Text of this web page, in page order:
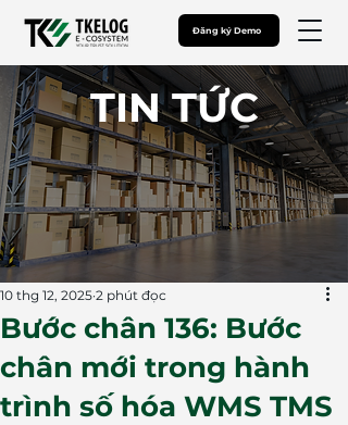
Đăng ký Demo
​TIN TỨC
Bước chân 136: Bước
chân mới trong hành
trình số hóa WMS TMS
10 thg 12, 2025 2 phút đọc